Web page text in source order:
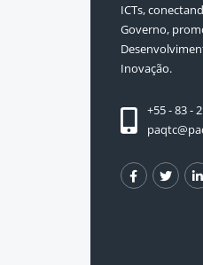
ICTs,
Governo,
Inovação.
+55 - 83 -